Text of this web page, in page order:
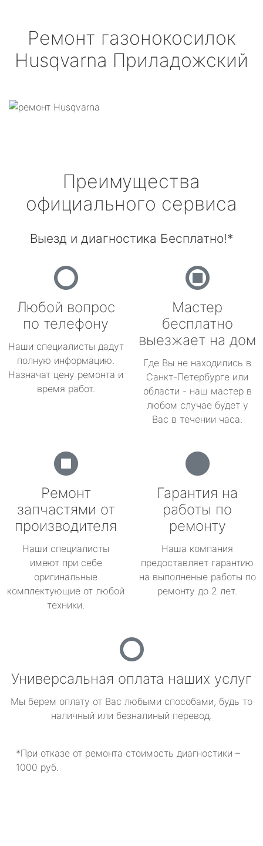
Ремонт газонокосилок
Husqvarna Приладожский
Преимущества
официального сервиса
Выезд и диагностика Бесплатно!*
Любой вопрос
по телефону
Наши специалисты дадут
полную информацию.
Назначат цену ремонта и
время работ.
Мастер
бесплатно
выезжает на дом
Где Вы не находились в
Санкт-Петербурге или
области - наш мастер в
любом случае будет у
Вас в течении часа.
Ремонт
запчастями от
производителя
Наши специалисты
имеют при себе
оригинальные
комплектующие от любой
техники.
Гарантия на
работы по
ремонту
Наша компания
предоставляет гарантию
на выполненые работы по
ремонту до 2 лет.
Универсальная оплата наших услуг
Мы берем оплату от Вас любыми способами, будь то
наличный или безналиный перевод.
*При отказе от ремонта стоимость диагностики –
1000 руб.